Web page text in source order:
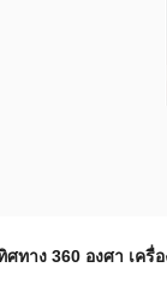
ทาง 360 องศา เค